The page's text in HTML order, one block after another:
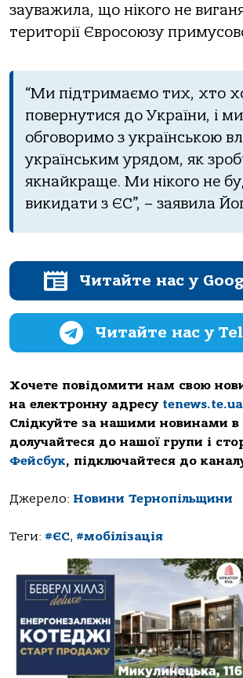
зауважила, що нікого не
території Євросоюзу
“Ми підтримаємо тих, хто
повернутися до України, і ми
обговоримо з українською
українським урядом, як
якнайкраще. Ми нікого не
викидати з ЄС”, – заявила
Читайте нас у
Читайте нас у
Хочете повідомити нам свою
на електронну адресу
Слідкуйте за нашими новинами в
долучайтеся до нашої групи і
Фейсбук, підключайтеся до
Джерело: Новини Тернопільщини
Теги: #ЄС, #мобілізація